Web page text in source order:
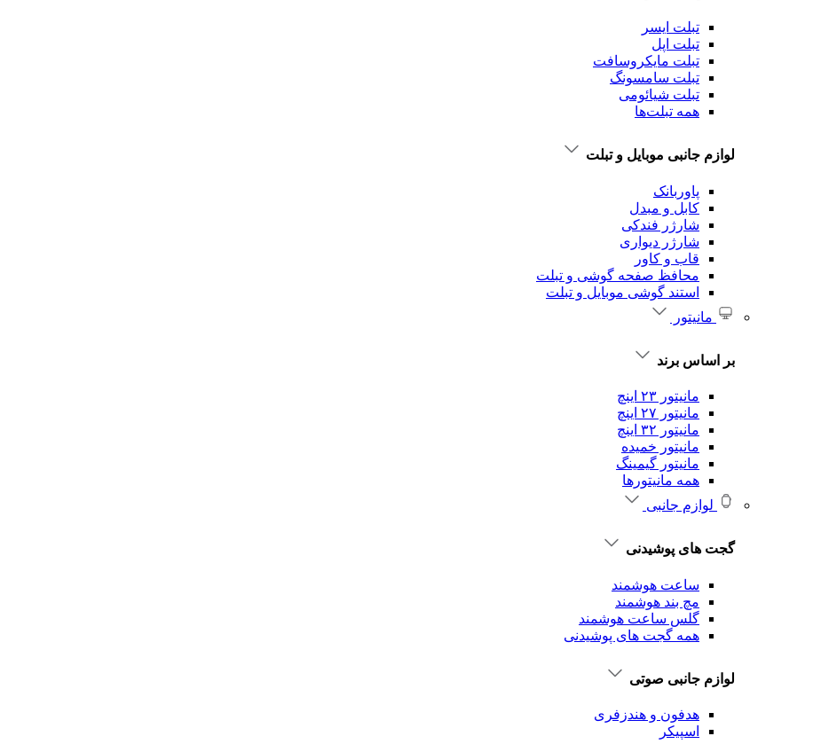
تبلت ایسر
تبلت اپل
تبلت‌ مایکروسافت
تبلت‌ سامسونگ
تبلت شیائومی
همه تبلت‌ها
لوازم جانبی موبایل و تبلت
پاوربانک
کابل و مبدل
شارژر فندکی
شارژر دیواری
قاب و کاور
محافظ صفحه گوشی و تبلت
استند گوشی موبایل و تبلت
مانیتور
بر اساس برند
مانیتور ۲۳ اینچ
مانیتور ۲۷ اینچ
مانیتور ۳۲ اینچ
مانیتور خمیده
مانیتور گیمینگ
همه مانیتورها
لوازم جانبی
گجت های پوشیدنی
ساعت هوشمند
مچ بند هوشمند
گلس ساعت هوشمند
همه گجت های پوشیدنی
لوازم جانبی صوتی
هدفون و هندزفری
اسپیکر